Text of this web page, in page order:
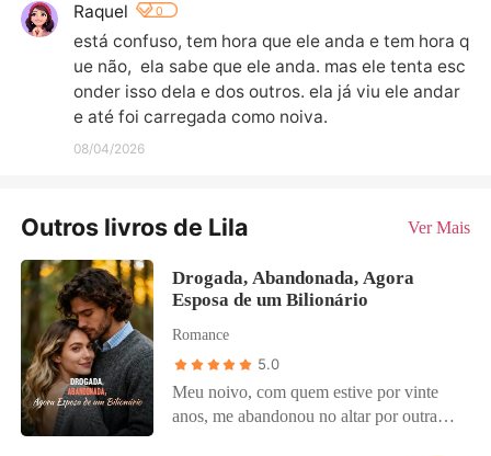
Raquel 0
está confuso, tem hora que ele anda e tem hora q
ue não,  ela sabe que ele anda. mas ele tenta esc
onder isso dela e dos outros. ela já viu ele andar
e até foi carregada como noiva.
08/04/2026
Outros livros de Lila Ver Mais
Drogada, Abandonada, Agora
Esposa de um Bilionário
Romance
5.0
Meu noivo, com quem estive por vinte
anos, me abandonou no altar por outra